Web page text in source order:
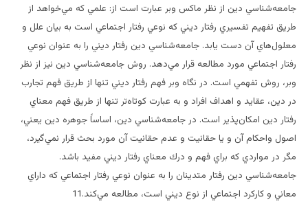
جامعه‌شناسي دين از نظر ماكس وبر عبارت است از: علمي كه مي‌خواهد از
طريق تفهيم تفسيري رفتار ديني كه نوعي رفتار اجتماعي است به بيان علل و
معلول‌هاي آن دست يابد. جامعه‌شناسي دين رفتار ديني را به عنوان نوعي
رفتار اجتماعي مورد مطالعه قرار مي‌دهد. روش جامعه‌شناسي دين نيز از نظر
وبر، روش تفهمي است. در نگاه وبر فهم رفتار ديني تنها از طريق فهم تجارب
در دين، عقايد و اهداف افراد و به عبارت كوتاه‌تر تنها از طريق فهم معناي
رفتار دين امكان‌پذير است. در جامعه‌شناسي دين، اساساً جوهره دين يعني،
اصول واحكام ‌آن و يا حقانيت و عدم حقانيت آن مورد بحث قرار نمي‌گيرد،
مگر در مواردي كه براي فهم و درك معناي رفتار ديني مفيد باشد.
جامعه‌شناسي دين رفتار متدينان را به عنوان نوعي رفتار اجتماعي كه داراي
معاني و كاركرد اجتماعي از نوع ديني است، مطالعه مي‌كند.11